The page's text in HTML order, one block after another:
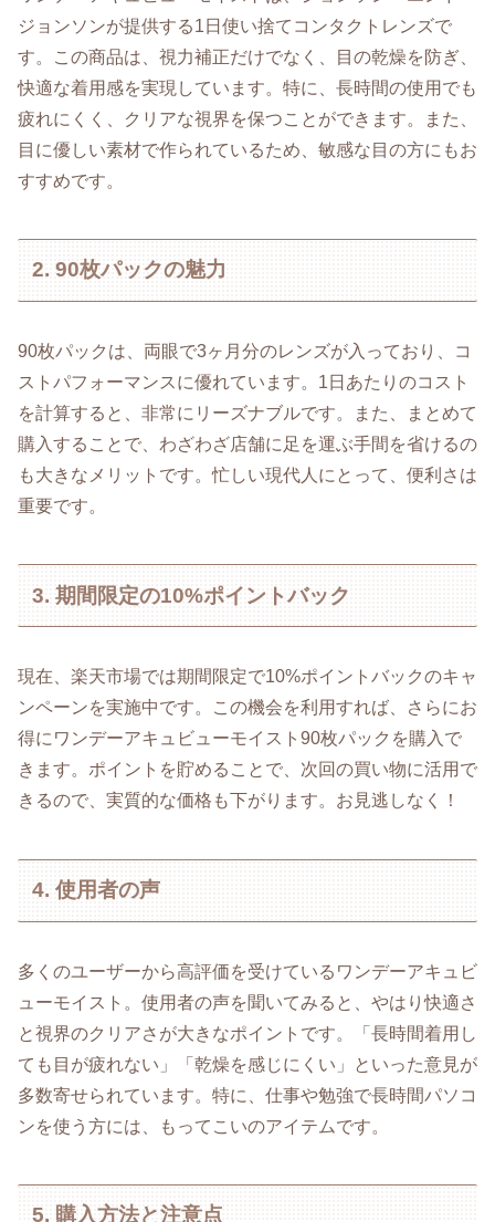
ジョンソンが提供する1日使い捨てコンタクトレンズで
す。この商品は、視力補正だけでなく、目の乾燥を防ぎ、
快適な着用感を実現しています。特に、長時間の使用でも
疲れにくく、クリアな視界を保つことができます。また、
目に優しい素材で作られているため、敏感な目の方にもお
すすめです。
2. 90枚パックの魅力
90枚パックは、両眼で3ヶ月分のレンズが入っており、コ
ストパフォーマンスに優れています。1日あたりのコスト
を計算すると、非常にリーズナブルです。また、まとめて
購入することで、わざわざ店舗に足を運ぶ手間を省けるの
も大きなメリットです。忙しい現代人にとって、便利さは
重要です。
3. 期間限定の10%ポイントバック
現在、楽天市場では期間限定で10%ポイントバックのキャ
ンペーンを実施中です。この機会を利用すれば、さらにお
得にワンデーアキュビューモイスト90枚パックを購入で
きます。ポイントを貯めることで、次回の買い物に活用で
きるので、実質的な価格も下がります。お見逃しなく！
4. 使用者の声
多くのユーザーから高評価を受けているワンデーアキュビ
ューモイスト。使用者の声を聞いてみると、やはり快適さ
と視界のクリアさが大きなポイントです。「長時間着用し
ても目が疲れない」「乾燥を感じにくい」といった意見が
多数寄せられています。特に、仕事や勉強で長時間パソコ
ンを使う方には、もってこいのアイテムです。
5. 購入方法と注意点